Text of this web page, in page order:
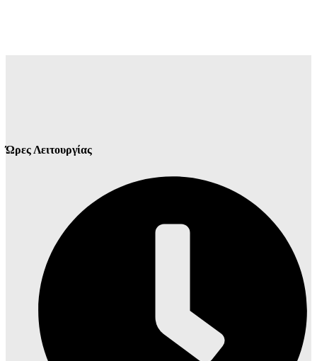
Ώρες Λειτουργίας